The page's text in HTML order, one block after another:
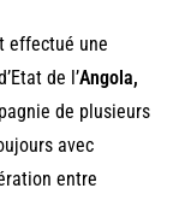
effectué une
de l’Angola,
de plusieurs
avec
entre